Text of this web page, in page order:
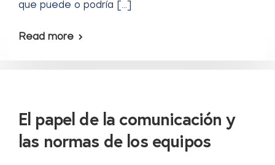
que puede o podría […]
Read more
El papel de la comunicación y
las normas de los equipos